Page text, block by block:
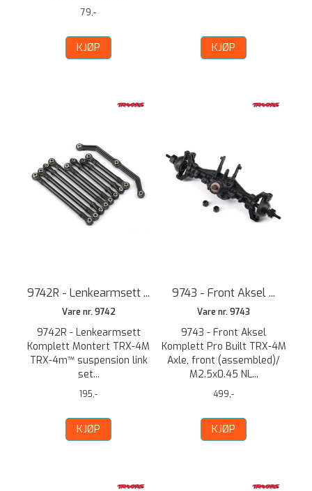
79,-
KJØP KJØP
9742R - Lenkearmsett ...
Vare nr. 9742
9742R - Lenkearmsett
Komplett Montert TRX-4M
TRX-4m™ suspension link
set...
195,-
KJØP
9743 - Front Aksel ...
Vare nr. 9743
9743 - Front Aksel
Komplett Pro Built TRX-4M
Axle, front (assembled)/
M2.5x0.45 NL...
499,-
KJØP